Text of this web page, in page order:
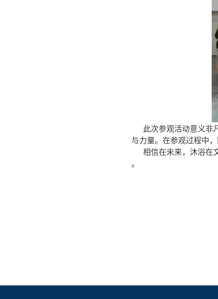
此次参观活动意义非
与力量。在参观过程中
相信在未来，沐浴在
。